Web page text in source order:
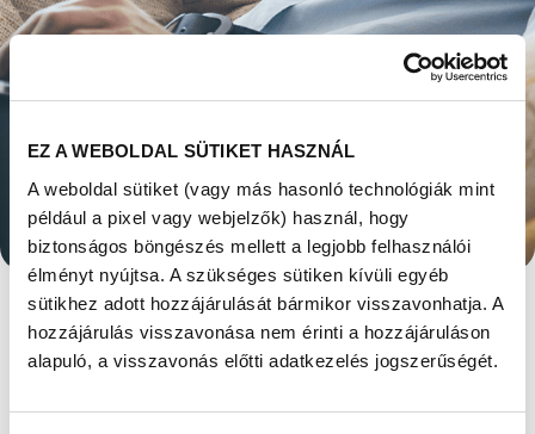
EZ A WEBOLDAL SÜTIKET HASZNÁL
A weboldal sütiket (vagy más hasonló technológiák mint
például a pixel vagy webjelzők) használ, hogy
biztonságos böngészés mellett a legjobb felhasználói
élményt nyújtsa. A szükséges sütiken kívüli egyéb
sütikhez adott hozzájárulását bármikor visszavonhatja. A
hozzájárulás visszavonása nem érinti a hozzájáruláson
alapuló, a visszavonás előtti adatkezelés jogszerűségét.
MIT TEHET EGY
FÉRFI A
GYERMEKÁLDÁSÉRT?
AZ ANDROLÓGUS